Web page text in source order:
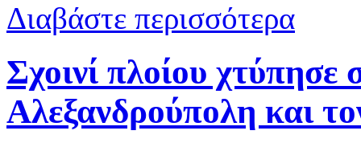
Διαβάστε περισσότερα
Σχοινί πλοίου χτύπησε
Αλεξανδρούπολη και